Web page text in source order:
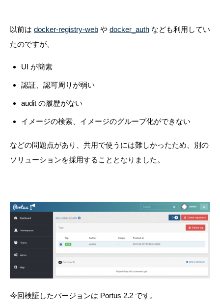
以前は docker-registry-web や docker_auth なども利用してい
たのですが、
UI が簡素
認証、認可周りが弱い
audit の履歴がない
イメージの検索、イメージのグループ化ができない
などの問題点があり、共用で使うには難しかったため、別の
ソリューションを採用することとなりました。
今回検証したバージョンは Portus 2.2 です。